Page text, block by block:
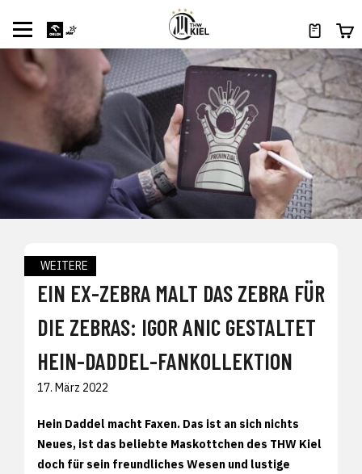
WEITERE
EIN EX-ZEBRA MALT DAS ZEBRA FÜR
DIE ZEBRAS: IGOR ANIC GESTALTET
HEIN-DADDEL-FANKOLLEKTION
17. März 2022
Hein Daddel macht Faxen. Das ist an sich nichts
Neues, ist das beliebte Maskottchen des THW Kiel
doch für sein freundliches Wesen und lustige